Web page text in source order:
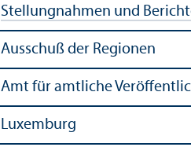
Stellungnahmen und
Ausschuß der Regionen
Amt für amtliche
Luxemburg